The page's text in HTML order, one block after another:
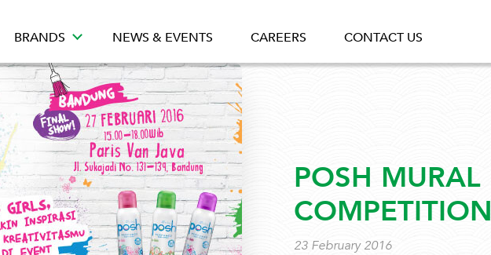
BRANDS NEWS & EVENTS CAREERS CONTACT US
POSH MURAL
COMPETITION
23 February 2016